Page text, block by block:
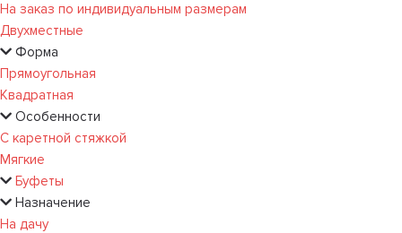
На заказ по индивидуальным размерам
Двухместные
Форма
Прямоугольная
Квадратная
Особенности
С каретной стяжкой
Мягкие
Буфеты
Назначение
На дачу